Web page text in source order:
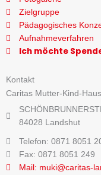
Zielgruppe
Pädagogisches
Aufnahmeverfahren
Ich möchte
Kontakt
Caritas Mutter-Kind-Haus
84028 Landshut
Telefon: 0871 8051
Fax: 0871 8051 249
Mail: muki@caritas-